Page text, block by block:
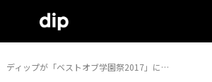
ディップが「ベストオブ学園祭2017」に…